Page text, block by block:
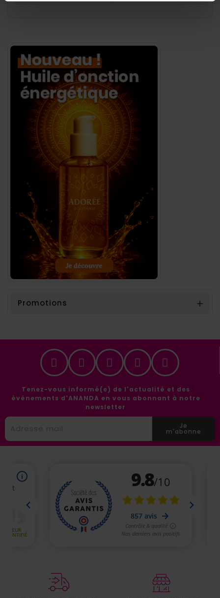
Promotions 
Tenez-vous informé(e) de l'actualité et des
événements d'ANANDA en vous abonnant à notre
newsletter
Je
m'abonne